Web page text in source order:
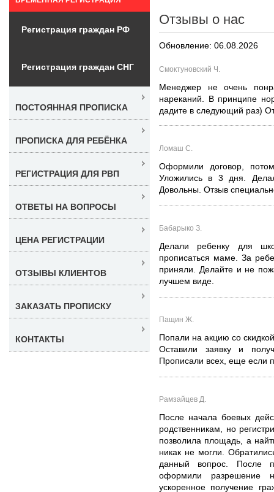
Отзывы о нас
Обновление: 06.08.2026
Смоктуновский Ч.
Менеджер не очень
нареканий. В принципе
дадите в следующий раз)
Ломаш С.
Оформили договор,
Уложились в 3 дня.
Довольны. Отзыв
Бабарыко З.
Делали ребенку для
прописаться маме. За
приняли. Делайте и не
лучшем виде.
Пащин Ж.
Попали на акцию со
Оставили заявку и
Прописали всех, еще если
Рамзайцев Д.
После начала боевых
родственникам, но
позволила площадь, а
никак не могли.
данный вопрос. После
оформили разрешение
ускоренное получение
Регистрация граждан РФ
Регистрация граждан СНГ
ПОСТОЯННАЯ ПРОПИСКА
ПРОПИСКА ДЛЯ РЕБЁНКА
РЕГИСТРАЦИЯ ДЛЯ РВП
ОТВЕТЫ НА ВОПРОСЫ
ЦЕНА РЕГИСТРАЦИИ
ОТЗЫВЫ КЛИЕНТОВ
ЗАКАЗАТЬ ПРОПИСКУ
КОНТАКТЫ